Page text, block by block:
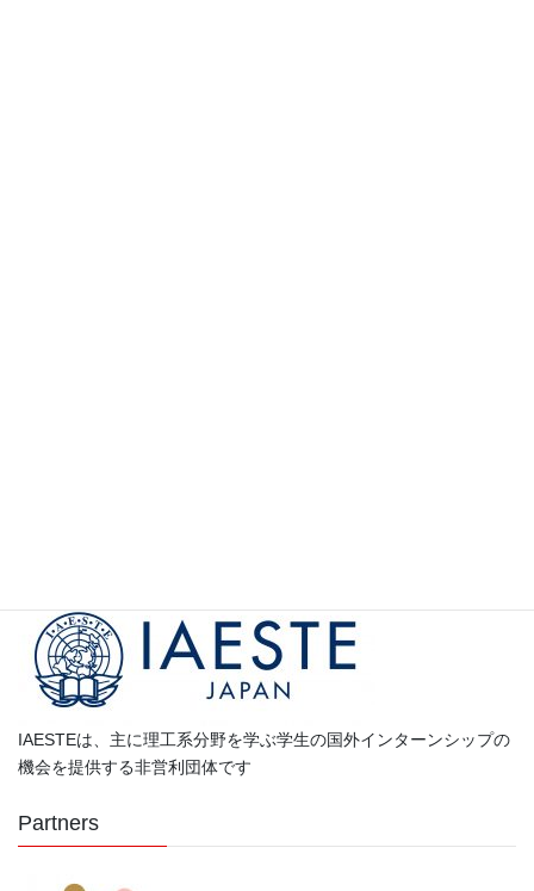
IAESTEは、主に理工系分野を学ぶ学生の国外インターンシップの
機会を提供する非営利団体です
Partners